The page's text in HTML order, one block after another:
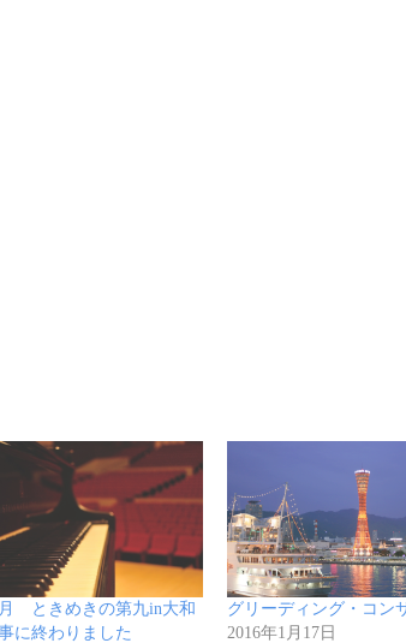
月 ときめきの第九in大和
に終わりました
グリーディング・コン
2016年1月17日